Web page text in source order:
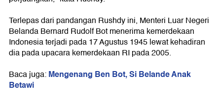
Terlepas dari pandangan Rushdy ini, Menteri Luar Negeri
Belanda Bernard Rudolf Bot menerima kemerdekaan
Indonesia terjadi pada 17 Agustus 1945 lewat kehadiran
dia pada upacara kemerdekaan RI pada 2005.
Baca juga:Mengenang Ben Bot, Si Belande Anak
Betawi